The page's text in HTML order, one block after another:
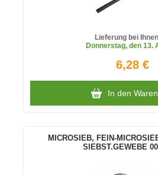
Lieferung bei
Donnerstag, den 13.
6,28 €
In den
MICROSIEB, FEIN-
SIEBST.GEWEBE